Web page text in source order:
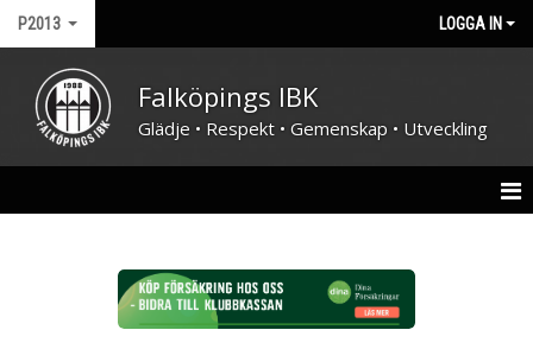
P2013 LOGGA IN
Falköpings IBK
Glädje • Respekt • Gemenskap • Utveckling